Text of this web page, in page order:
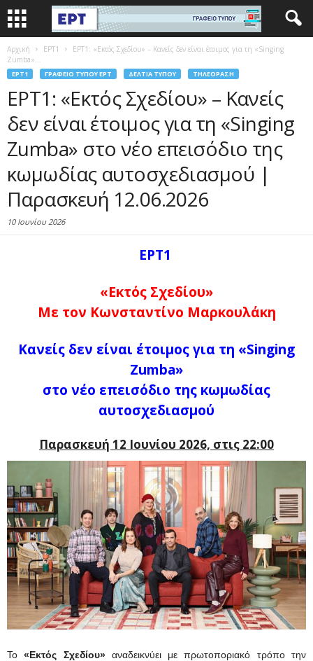
Αρχική EΡΤ1
ΕΡΤ1: «Εκτός Σχεδίου» – Κανείς δεν είναι έτοιμος για τη «Singing
Zumba»...
EΡΤ1 ΓΡΑΦΕΊΟ ΤΎΠΟΥ ΕΡΤ ΔΕΛΤΊΑ ΤΎΠΟΥ ΤΗΛΕΌΡΑΣΗ
ΕΡΤ1: «Εκτός Σχεδίου» – Κανείς
δεν είναι έτοιμος για τη «Singing
Zumba» στο νέο επεισόδιο της
κωμωδίας αυτοσχεδιασμού |
Παρασκευή 12.06.2026
10 Ιουνίου 2026
ΕΡΤ1
«Εκτός Σχεδίου»
Με τον Κωνσταντίνο Μαρκουλάκη
Κανείς δεν είναι έτοιμος για τη «Singing
Zumba»
στο νέο επεισόδιο της κωμωδίας
αυτοσχεδιασμού
Παρασκευή 12 Ιουνίου 2026, στις 22:00
Το «Εκτός Σχεδίου»αναδεικνύει με πρωτοποριακό τρόπο την